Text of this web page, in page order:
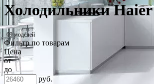
Холодильники
69 моделей
Фильтр по товарам
Цена
от
до
руб.